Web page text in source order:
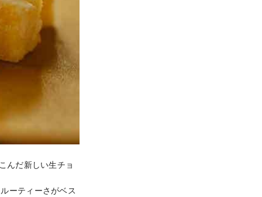
んだ新しい生チョ
ーティーさがベス